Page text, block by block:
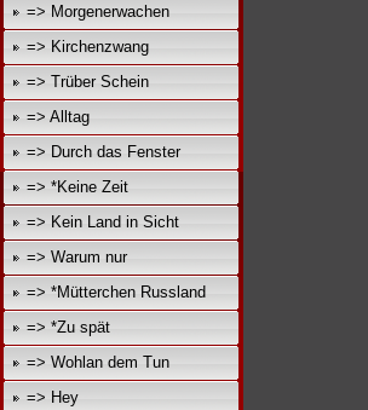
=> Morgenerwachen
=> Kirchenzwang
=> Trüber Schein
=> Alltag
=> Durch das Fenster
=> *Keine Zeit
=> Kein Land in Sicht
=> Warum nur
=> *Mütterchen Russland
=> *Zu spät
=> Wohlan dem Tun
=> Hey